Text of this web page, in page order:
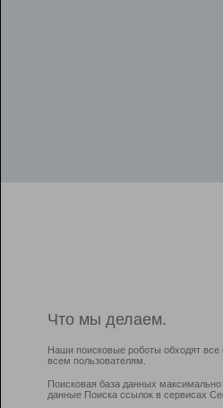
Что мы делаем.
Наши поисковые роботы обходят
всем пользователям.
Поисковая база данных
данные Поиска ссылок в сервисах